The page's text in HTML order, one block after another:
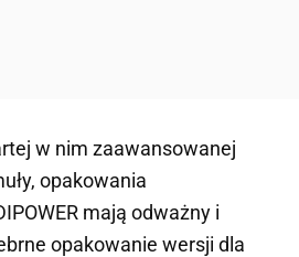
w nim zaawansowanej
opakowania
mają odważny i
opakowanie wersji dla